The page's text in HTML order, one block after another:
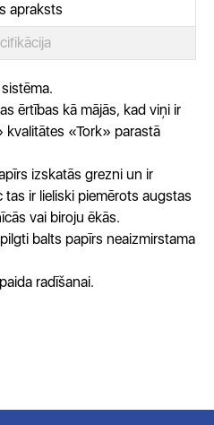
apraksts
ērtības kā mājās, kad viņi ir
kvalitātes «Tork» parastā
izskatās grezni un ir
ir lieliski piemērots augstas
vai biroju ēkās.
balts papīrs neaizmirstama
radīšanai.